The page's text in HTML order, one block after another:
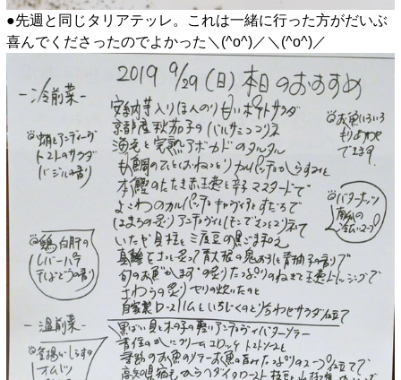
●先週と同じタリアテッレ。これは一緒に行った方がだいぶ
喜んでくださったのでよかった＼(^o^)／＼(^o^)／